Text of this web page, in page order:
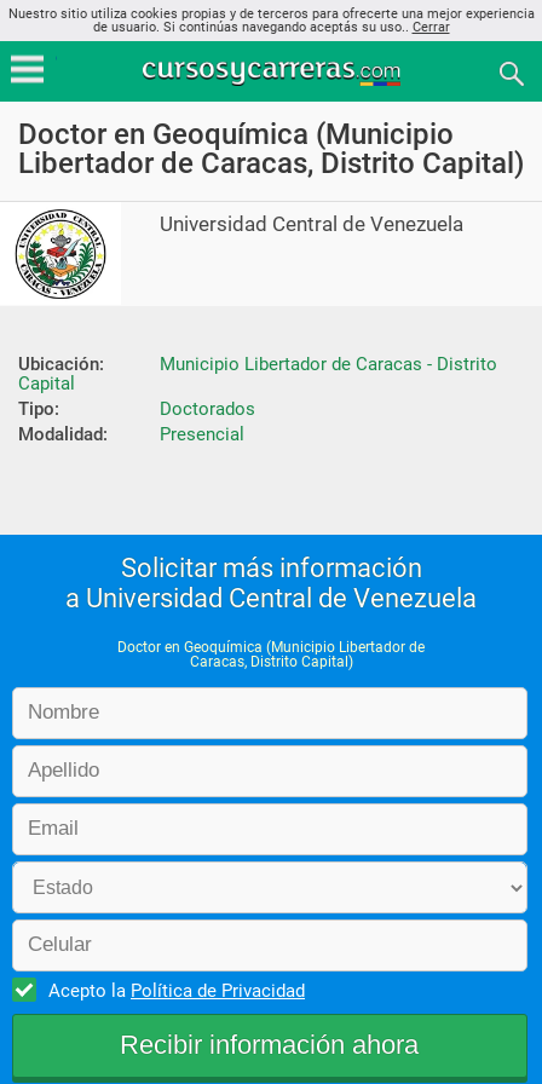
Nuestro sitio utiliza cookies propias y de terceros para ofrecerte una mejor experiencia
de usuario. Si continúas navegando aceptás su uso.. Cerrar
Doctor en Geoquímica (Municipio
Libertador de Caracas, Distrito Capital)
Universidad Central de Venezuela
Ubicación:
Municipio Libertador de Caracas - Distrito
Capital
Tipo:
Doctorados
Modalidad:
Presencial
Solicitar más información
a Universidad Central de Venezuela
Doctor en Geoquímica (Municipio Libertador de
Caracas, Distrito Capital)
Acepto la Política de Privacidad